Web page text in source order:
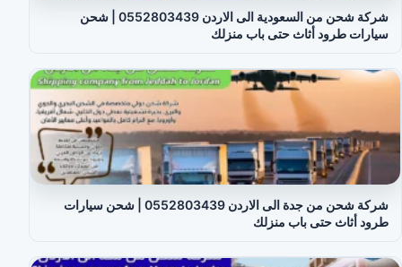
شركة شحن من السعودية الى الاردن 0552803439 | شحن
سيارات طرود أثاث حتى باب منزلك
شركة شحن من جدة الى الاردن 0552803439 | شحن سيارات
طرود أثاث حتى باب منزلك